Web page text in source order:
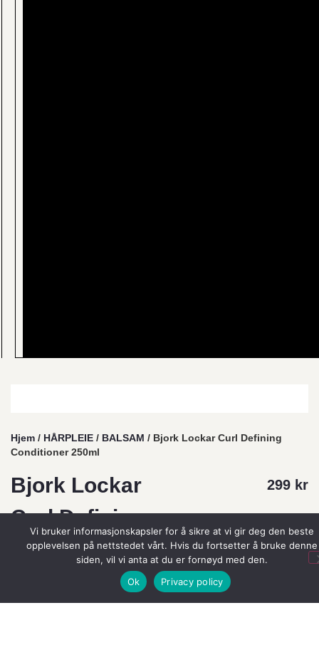
Hjem / HÅRPLEIE / BALSAM / Bjork Lockar Curl Defining
Conditioner 250ml
Bjork Lockar
Curl Defining
Conditioner
299 kr
Vi bruker informasjonskapsler for å sikre at vi gir deg den beste
opplevelsen på nettstedet vårt. Hvis du fortsetter å bruke denne
siden, vil vi anta at du er fornøyd med den.
Ok
Privacy policy